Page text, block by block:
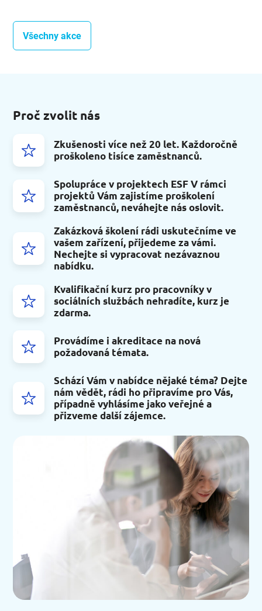
Všechny akce
Proč zvolit nás
Zkušenosti více než 20 let. Každoročně
proškoleno tisíce zaměstnanců.
Spolupráce v projektech ESF V rámci
projektů Vám zajistíme proškolení
zaměstnanců, neváhejte nás oslovit.
Zakázková školení rádi uskutečníme ve
vašem zařízení, přijedeme za vámi.
Nechejte si vypracovat nezávaznou
nabídku.
Kvalifikační kurz pro pracovníky v
sociálních službách nehradíte, kurz je
zdarma.
Provádíme i akreditace na nová
požadovaná témata.
Schází Vám v nabídce nějaké téma? Dejte
nám vědět, rádi ho připravíme pro Vás,
případně vyhlásíme jako veřejné a
přizveme další zájemce.